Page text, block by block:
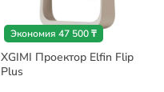
Экономия 47 500 ₸
XGIMI Проектор Elfin Flip
Plus